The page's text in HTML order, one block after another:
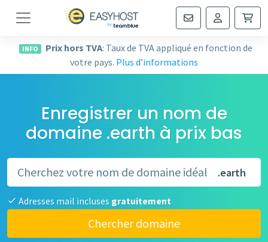
Navigation
INFO Prix hors TVA: Taux de TVA appliqué en fonction de
votre pays. Plus d’informations
Enregistrer un nom de
domaine .earth à prix bas
.earth
Adresses mail incluses gratuitement
Chercher domaine